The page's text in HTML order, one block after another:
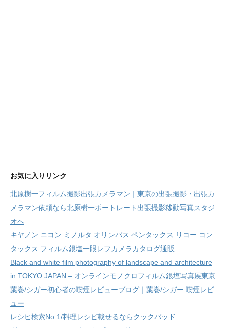
お気に入りリンク
北原樹一フィルム撮影出張カメラマン｜東京の出張撮影・出張カ
メラマン依頼なら北原樹一ポートレート出張撮影移動写真スタジ
オへ
キヤノン ニコン ミノルタ オリンパス ペンタックス リコー コン
タックス フィルム銀塩一眼レフカメラカタログ通販
Black and white film photography of landscape and architecture
in TOKYO JAPAN – オンラインモノクロフィルム銀塩写真展東京
葉巻/シガー初心者の喫煙レビューブログ｜葉巻/シガー 喫煙レビ
ュー
レシピ検索No.1/料理レシピ載せるならクックパッド